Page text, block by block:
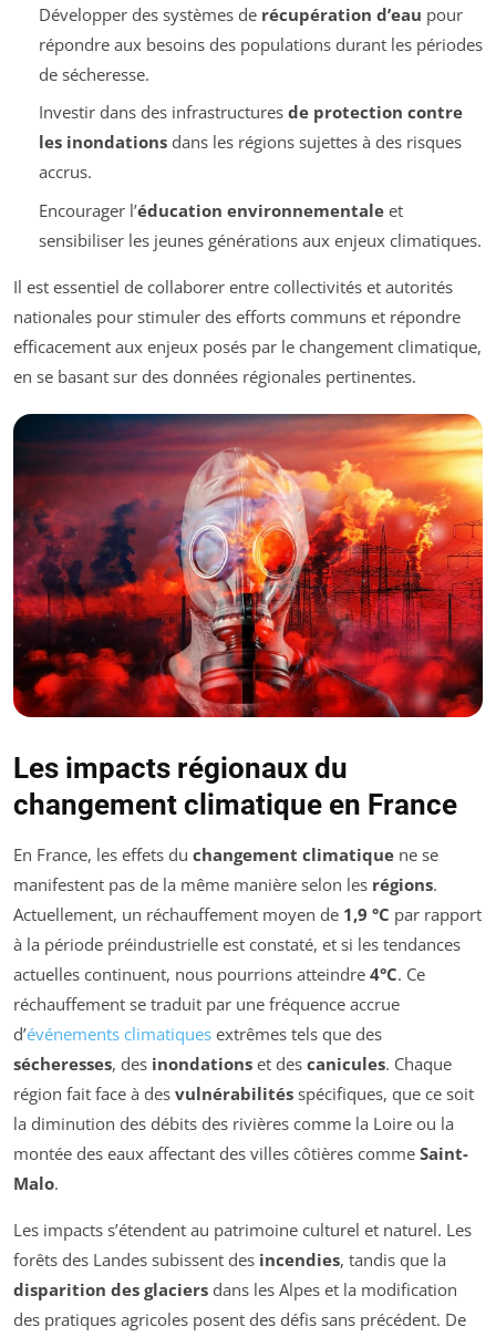
Développer des systèmes de récupération d’eau pour
répondre aux besoins des populations durant les périodes
de sécheresse.
Investir dans des infrastructures de protection contre
les inondationsdans les régions sujettes à des risques
accrus.
Encourager l’éducation environnementaleet
sensibiliser les jeunes générations aux enjeux climatiques.
Il est essentiel de collaborer entre collectivités et autorités
nationales pour stimuler des efforts communs et répondre
efficacement aux enjeux posés par le changement climatique,
en se basant sur des données régionales pertinentes.
Les impacts régionaux du
changement climatique en France
En France, les effets du changement climatique ne se
manifestent pas de la même manière selon les régions.
Actuellement, un réchauffement moyen de 1,9 °C par rapport
à la période préindustrielle est constaté, et si les tendances
actuelles continuent, nous pourrions atteindre 4°C. Ce
réchauffement se traduit par une fréquence accrue
d’événements climatiques extrêmes tels que des
sécheresses, des inondations et des canicules. Chaque
région fait face à des vulnérabilités spécifiques, que ce soit
la diminution des débits des rivières comme la Loire ou la
montée des eaux affectant des villes côtières comme Saint-
Malo.
Les impacts s’étendent au patrimoine culturel et naturel. Les
forêts des Landes subissent des incendies, tandis que la
disparition des glaciers dans les Alpes et la modification
des pratiques agricoles posent des défis sans précédent. De